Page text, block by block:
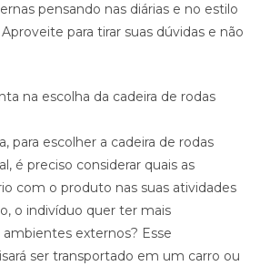
pensando nas diárias e no estilo
para tirar suas dúvidas e não
na escolha da cadeira de rodas
para escolher a cadeira de rodas
é preciso considerar quais as
com o produto nas suas atividades
o indivíduo quer ter mais
externos? Esse
ser transportado em um carro ou